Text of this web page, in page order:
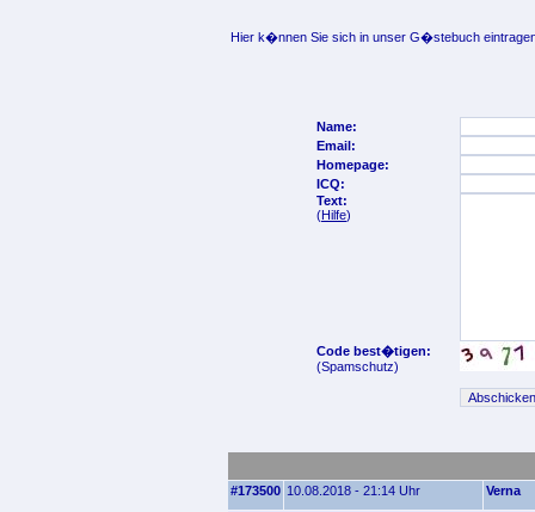
Hier k�nnen Sie sich in unser G�stebuch
Name:
Email:
Homepage:
ICQ:
Text:
(Hilfe)
Code best�tigen:
(Spamschutz)
#173500 10.08.2018 - 21:14 Uhr Verna